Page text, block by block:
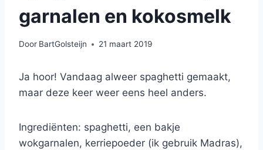
garnalen en kokosmelk
Door BartGolsteijn 21 maart 2019
Ja hoor! Vandaag alweer spaghetti gemaakt,
maar deze keer weer eens heel anders.
Ingrediënten: spaghetti, een bakje
wokgarnalen, kerriepoeder (ik gebruik Madras),